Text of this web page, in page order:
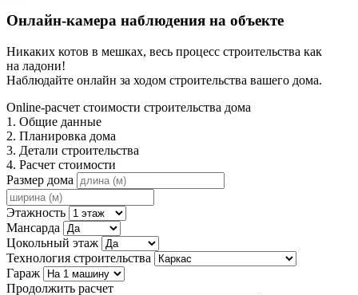
Онлайн-камера наблюдения на объекте
Никаких котов в мешках, весь процесс строительства как
на ладони!
Наблюдайте онлайн за ходом строительства вашего дома.
Online-расчет стоимости строительства дома
1. Общие данные
2. Планировка дома
3. Детали строительства
4. Расчет стоимости
Размер дома
Этажность
Мансарда
Цокольный этаж
Технология строительства
Гараж
Продолжить расчет